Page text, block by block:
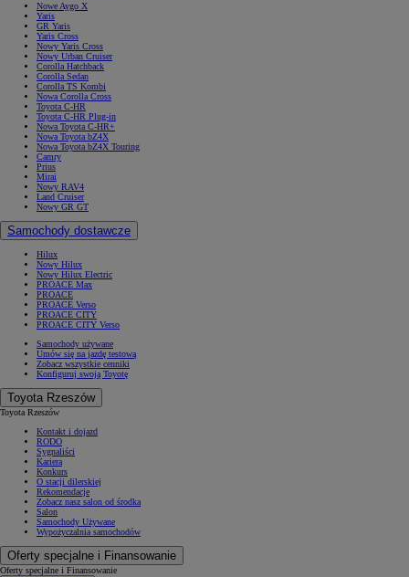
Nowe Aygo X
Yaris
GR Yaris
Yaris Cross
Nowy Yaris Cross
Nowy Urban Cruiser
Corolla Hatchback
Corolla Sedan
Corolla TS Kombi
Nowa Corolla Cross
Toyota C-HR
Toyota C-HR Plug-in
Nowa Toyota C-HR+
Nowa Toyota bZ4X
Nowa Toyota bZ4X Touring
Camry
Prius
Mirai
Nowy RAV4
Land Cruiser
Nowy GR GT
Samochody dostawcze
Hilux
Nowy Hilux
Nowy Hilux Electric
PROACE Max
PROACE
PROACE Verso
PROACE CITY
PROACE CITY Verso
Samochody używane
Umów się na jazdę testową
Zobacz wszystkie cenniki
Konfiguruj swoją Toyotę
Toyota Rzeszów
Toyota Rzeszów
Kontakt i dojazd
RODO
Sygnaliści
Kariera
Konkurs
O stacji dilerskiej
Rekomendacje
Zobacz nasz salon od środka
Salon
Samochody Używane
Wypożyczalnia samochodów
Oferty specjalne i Finansowanie
Oferty specjalne i Finansowanie